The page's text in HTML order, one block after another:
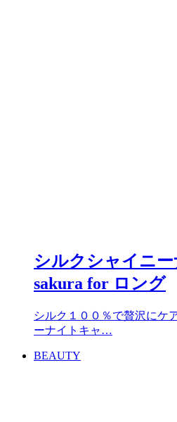
シルクシャイニ
sakura for ロング
シルク１００％で贅沢にケ
ーナイトキャ…
BEAUTY